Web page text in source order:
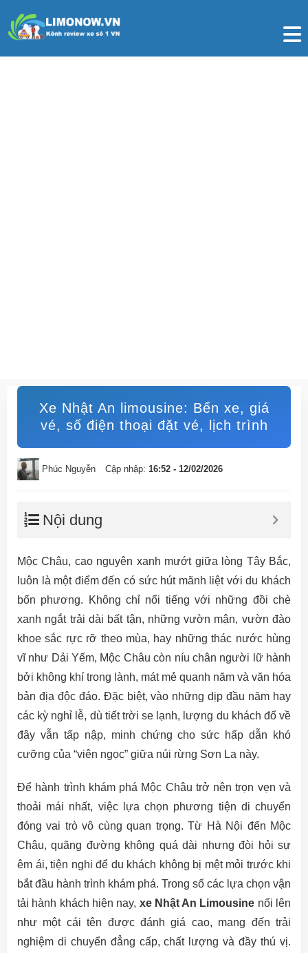
Xe Nhật An limousine: Bến xe, giá
vé, số điện thoại đặt vé, lịch trình
Phúc Nguyễn Cập nhập: 16:52 - 12/02/2026
Nội dung
Mộc Châu, cao nguyên xanh mướt giữa lòng Tây Bắc,
luôn là một điểm đến có sức hút mãnh liệt với du khách
bốn phương. Không chỉ nổi tiếng với những đồi chè
xanh ngắt trải dài bất tận, những vườn mận, vườn đào
khoe sắc rực rỡ theo mùa, hay những thác nước hùng
vĩ như Dải Yếm, Mộc Châu còn níu chân người lữ hành
bởi không khí trong lành, mát mẻ quanh năm và văn hóa
bản địa độc đáo. Đặc biệt, vào những dịp đầu năm hay
các kỳ nghỉ lễ, dù tiết trời se lạnh, lượng du khách đổ về
đây vẫn tấp nập, minh chứng cho sức hấp dẫn khó
cưỡng của “viên ngọc” giữa núi rừng Sơn La này.
Để hành trình khám phá Mộc Châu trở nên trọn vẹn và
thoải mái nhất, việc lựa chọn phương tiện di chuyển
đóng vai trò vô cùng quan trọng. Từ Hà Nội đến Mộc
Châu, quãng đường không quá dài nhưng đòi hỏi sự
êm ái, tiện nghi để du khách không bị mệt mỏi trước khi
bắt đầu hành trình khám phá. Trong số các lựa chọn vận
tải hành khách hiện nay, xe Nhật An Limousine nổi lên
như một cái tên được đánh giá cao, mang đến trải
nghiệm di chuyển đẳng cấp, chất lượng và đầy thú vị.